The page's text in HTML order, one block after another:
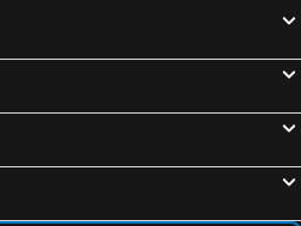
Dusseldorf, Renânia do Norte-Vestfália Hotéis